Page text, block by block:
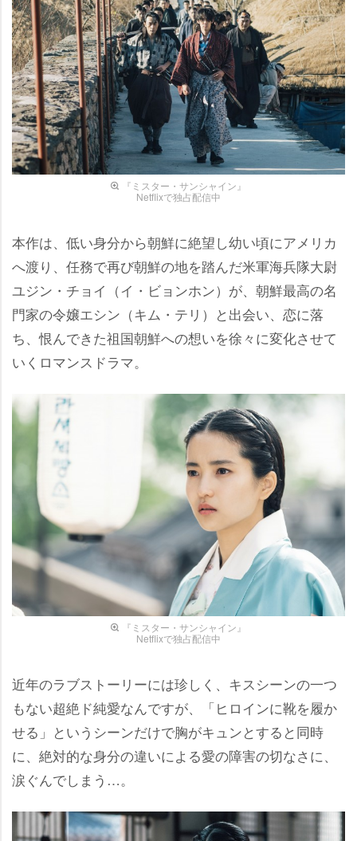
『ミスター・サンシャイン』
Netflixで独占配信中
本作は、低い身分から朝鮮に絶望し幼い頃にアメリカ
へ渡り、任務で再び朝鮮の地を踏んだ米軍海兵隊大尉
ユジン・チョイ（イ・ビョンホン）が、朝鮮最高の名
門家の令嬢エシン（キム・テリ）と出会い、恋に落
ち、恨んできた祖国朝鮮への想いを徐々に変化させて
いくロマンスドラマ。
『ミスター・サンシャイン』
Netflixで独占配信中
近年のラブストーリーには珍しく、キスシーンの一つ
もない超絶ド純愛なんですが、「ヒロインに靴を履か
せる」というシーンだけで胸がキュンとすると同時
に、絶対的な身分の違いによる愛の障害の切なさに、
涙ぐんでしまう…。